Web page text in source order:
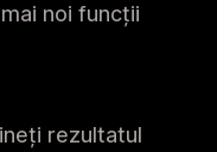
noi funcții
rezultatul